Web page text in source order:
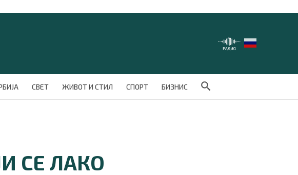
СВЕТ ЖИВОТ И СТИЛ СПОРТ БИЗНИС
Search Button
СЕ ЛАКО